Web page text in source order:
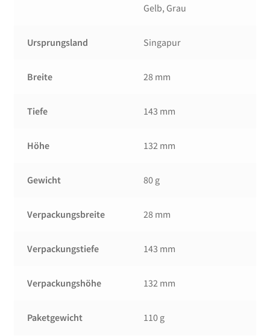
Gelb, Grau
Ursprungsland Singapur
Breite 28 mm
Tiefe 143 mm
Höhe 132 mm
Gewicht 80 g
Verpackungsbreite 28 mm
Verpackungstiefe 143 mm
Verpackungshöhe 132 mm
Paketgewicht 110 g